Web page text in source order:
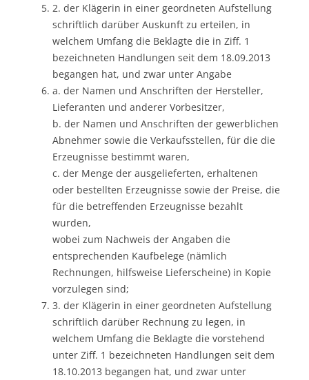
2. der Klägerin in einer geordneten Aufstellung
schriftlich darüber Auskunft zu erteilen, in
welchem Umfang die Beklagte die in Ziff. 1
bezeichneten Handlungen seit dem 18.09.2013
begangen hat, und zwar unter Angabe
a. der Namen und Anschriften der Hersteller,
Lieferanten und anderer Vorbesitzer,
b. der Namen und Anschriften der gewerblichen
Abnehmer sowie die Verkaufsstellen, für die die
Erzeugnisse bestimmt waren,
c. der Menge der ausgelieferten, erhaltenen
oder bestellten Erzeugnisse sowie der Preise, die
für die betreffenden Erzeugnisse bezahlt
wurden,
wobei zum Nachweis der Angaben die
entsprechenden Kaufbelege (nämlich
Rechnungen, hilfsweise Lieferscheine) in Kopie
vorzulegen sind;
3. der Klägerin in einer geordneten Aufstellung
schriftlich darüber Rechnung zu legen, in
welchem Umfang die Beklagte die vorstehend
unter Ziff. 1 bezeichneten Handlungen seit dem
18.10.2013 begangen hat, und zwar unter